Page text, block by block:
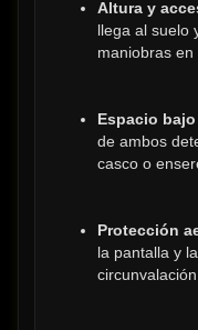
Altura y
llega al suelo
maniobras en
Espacio
de ambos
casco o
Protección
la pantalla y
circunvalación.